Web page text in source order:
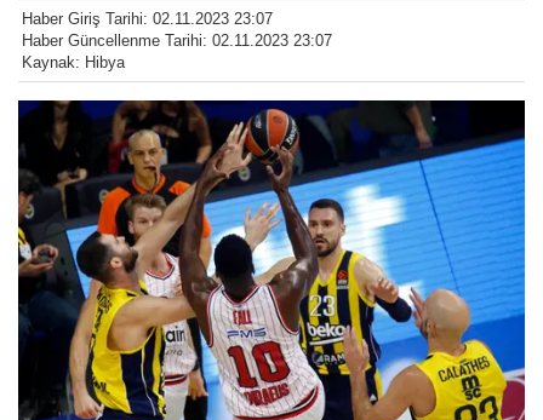
Haber Giriş Tarihi: 02.11.2023 23:07
Haber Güncellenme Tarihi: 02.11.2023 23:07
Kaynak: Hibya